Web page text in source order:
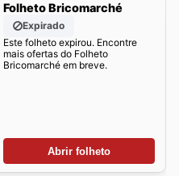
Folheto Bricomarché
Expirado
Este folheto expirou. Encontre
mais ofertas do Folheto
Bricomarché em breve.
Abrir folheto